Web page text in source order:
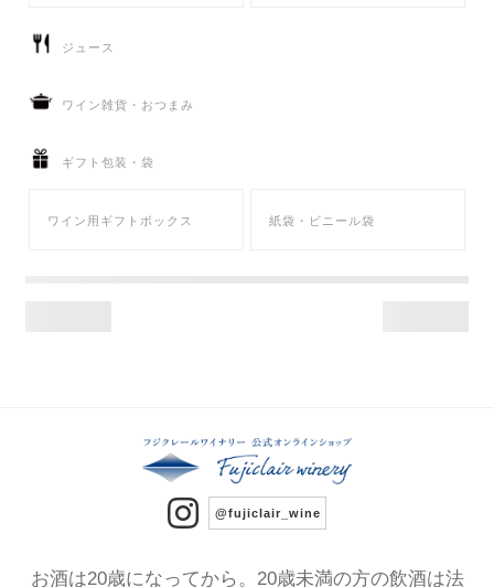
ジュース
ワイン雑貨・おつまみ
ギフト包装・袋
ワイン用ギフトボックス 紙袋・ビニール袋
@fujiclair_wine
お酒は20歳になってから。20歳未満の方の飲酒は法